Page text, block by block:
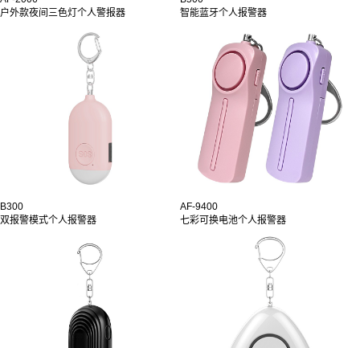
户外款夜间三色灯个人警报器
智能蓝牙个人报警器
B300
双报警模式个人报警器
AF-9400
七彩可换电池个人报警器